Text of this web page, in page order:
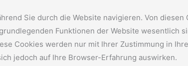
Sie durch die Website navigieren. Von
Funktionen der Website wesentlich
Cookies werden nur mit Ihrer Zustimmung in
jedoch auf Ihre Browser-Erfahrung auswirken.